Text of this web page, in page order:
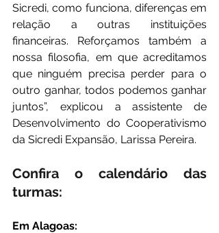
Sicredi, como funciona, diferenças em
relação a outras instituições
financeiras. Reforçamos também a
nossa filosofia, em que acreditamos
que ninguém precisa perder para o
outro ganhar, todos podemos ganhar
juntos”, explicou a assistente de
Desenvolvimento do Cooperativismo
da Sicredi Expansão, Larissa Pereira.
Confira o calendário das
turmas:
Em Alagoas: